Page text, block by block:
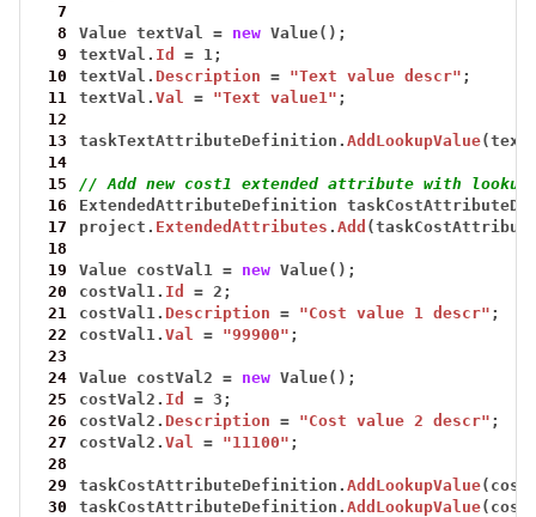
  7
  8
Value textVal = new Value();
  9
textVal. Id = 1;
10
textVal.Description = "Text value descr" ;
11
textVal.Val = "Text value1" ;
12
13
taskTextAttributeDefinition.AddLookupValue
14
15
// Add new cost1 extended attribute with lookup
16
ExtendedAttributeDefinition
17
project. ExtendedAttributes .Add
18
19
Value costVal1 = new Value();
20
costVal1. Id = 2;
21
costVal1.Description = "Cost value 1 descr" ;
22
costVal1.Val = "99900" ;
23
24
Value costVal2 = new Value();
25
costVal2. Id = 3;
26
costVal2.Description = "Cost value 2 descr" ;
27
costVal2.Val = "11100" ;
28
29
taskCostAttributeDefinition.AddLookupValue
30
taskCostAttributeDefinition.AddLookupValue